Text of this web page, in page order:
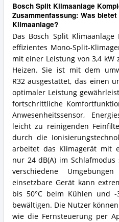
Bosch Split Klimaanlage
Zusammenfassung: Was
Klimaanlage?
Das Bosch Split
effizientes Mono-Split-
mit einer Leistung von 3,4 kW
Heizen. Sie ist mit dem
R32 ausgestattet, das einen
optimaler Leistung
fortschrittliche
Anwesenheitssensor,
leicht zu reinigenden
durch die
arbeitet das Klimagerät mit
nur 24 dB(A) im
verschiedene
einsetzbare Gerät kann
bis 50°C beim Kühlen und -
bewältigen. Die Nutzer
wie die Fernsteuerung per